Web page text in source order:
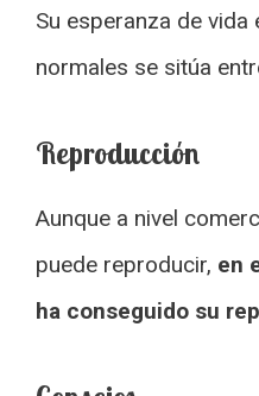
Su esperanza de vida
normales se sitúa
Reproducción
Aunque a nivel
puede reproducir, en
ha conseguido su